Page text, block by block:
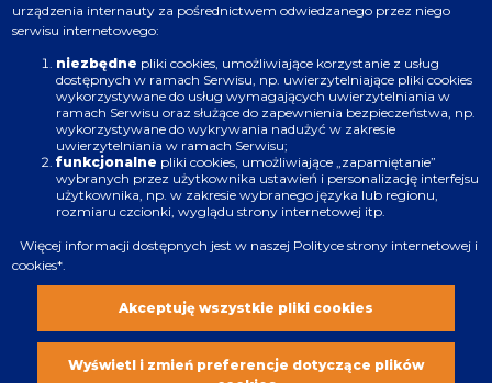
Energetyka
Budownictwo
Produkcja
Infrastruktura
Zastrzeżenia prawne
Polityka plików cookies
Wszystkie prawa zastrzeżone. Copyright
2021
urządzenia internauty za pośrednictwem odwiedzanego przez niego
serwisu internetowego:
niezbędne pliki cookies, umożliwiające korzystanie z usług
dostępnych w ramach Serwisu, np. uwierzytelniające pliki cookies
wykorzystywane do usług wymagających uwierzytelniania w
ramach Serwisu oraz służące do zapewnienia bezpieczeństwa, np.
wykorzystywane do wykrywania nadużyć w zakresie
uwierzytelniania w ramach Serwisu;
funkcjonalne pliki cookies, umożliwiające „zapamiętanie”
wybranych przez użytkownika ustawień i personalizację interfejsu
użytkownika, np. w zakresie wybranego języka lub regionu,
rozmiaru czcionki, wyglądu strony internetowej itp.
Więcej informacji dostępnych jest w naszej Polityce strony internetowej i
cookies*.
Akceptuję wszystkie pliki cookies
Wyświetl i zmień preferencje dotyczące plików